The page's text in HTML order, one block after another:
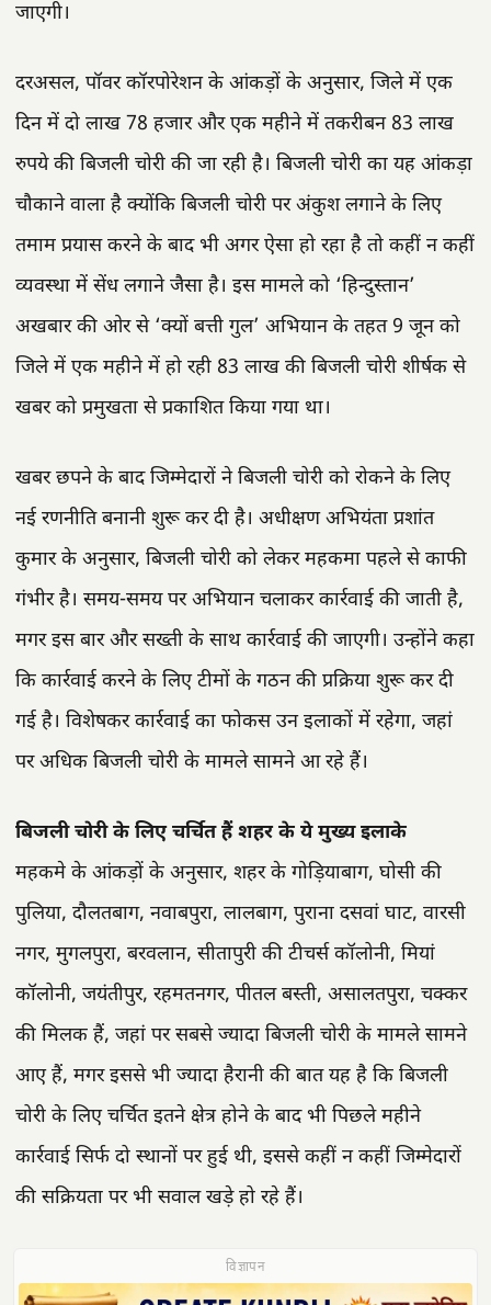
जाएगी।
दरअसल, पॉवर कॉरपोरेशन के आंकड़ों के अनुसार, जिले में एक
दिन में दो लाख 78 हजार और एक महीने में तकरीबन 83 लाख
रुपये की बिजली चोरी की जा रही है। बिजली चोरी का यह आंकड़ा
चौकाने वाला है क्योंकि बिजली चोरी पर अंकुश लगाने के लिए
तमाम प्रयास करने के बाद भी अगर ऐसा हो रहा है तो कहीं न कहीं
व्यवस्था में सेंध लगाने जैसा है। इस मामले को ‘हिन्दुस्तान’
अखबार की ओर से ‘क्यों बत्ती गुल’ अभियान के तहत 9 जून को
जिले में एक महीने में हो रही 83 लाख की बिजली चोरी शीर्षक से
खबर को प्रमुखता से प्रकाशित किया गया था।
खबर छपने के बाद जिम्मेदारों ने बिजली चोरी को रोकने के लिए
नई रणनीति बनानी शुरू कर दी है। अधीक्षण अभियंता प्रशांत
कुमार के अनुसार, बिजली चोरी को लेकर महकमा पहले से काफी
गंभीर है। समय-समय पर अभियान चलाकर कार्रवाई की जाती है,
मगर इस बार और सख्ती के साथ कार्रवाई की जाएगी। उन्होंने कहा
कि कार्रवाई करने के लिए टीमों के गठन की प्रक्रिया शुरू कर दी
गई है। विशेषकर कार्रवाई का फोकस उन इलाकों में रहेगा, जहां
पर अधिक बिजली चोरी के मामले सामने आ रहे हैं।
बिजली चोरी के लिए चर्चित हैं शहर के ये मुख्य इलाके
महकमे के आंकड़ों के अनुसार, शहर के गोड़ियाबाग, घोसी की
पुलिया, दौलतबाग, नवाबपुरा, लालबाग, पुराना दसवां घाट, वारसी
नगर, मुगलपुरा, बरवलान, सीतापुरी की टीचर्स कॉलोनी, मियां
कॉलोनी, जयंतीपुर, रहमतनगर, पीतल बस्ती, असालतपुरा, चक्कर
की मिलक हैं, जहां पर सबसे ज्यादा बिजली चोरी के मामले सामने
आए हैं, मगर इससे भी ज्यादा हैरानी की बात यह है कि बिजली
चोरी के लिए चर्चित इतने क्षेत्र होने के बाद भी पिछले महीने
कार्रवाई सिर्फ दो स्थानों पर हुई थी, इससे कहीं न कहीं जिम्मेदारों
की सक्रियता पर भी सवाल खड़े हो रहे हैं।
विज्ञापन